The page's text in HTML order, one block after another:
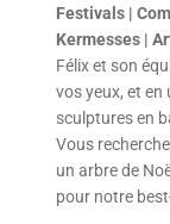
Festivals |
Kermesses |
Félix et son
vos yeux, et
sculptures en
Vous
un arbre de
pour notre